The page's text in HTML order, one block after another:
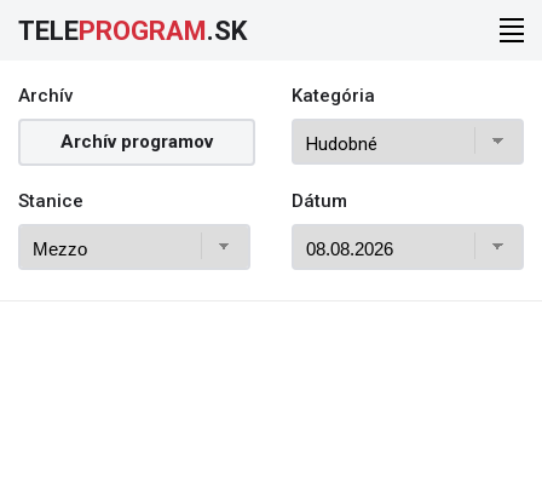
TELEPROGRAM.SK
Archív
Archív programov
Kategória
Stanice Dátum